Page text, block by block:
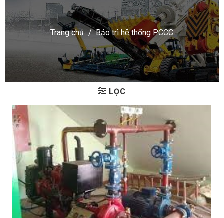
Trang chủ / Bảo trì hệ thống PCCC
LỌC